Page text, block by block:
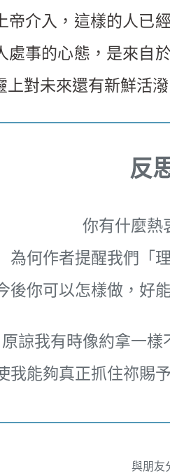
帝介入，這樣的人已
處事的心態，是來自
上對未來還有新鮮活
反
你有什麼熱
為何作者提醒我們「
後你可以怎樣做，好
諒我有時像約拿一
我能夠真正抓住祢賜
與朋友